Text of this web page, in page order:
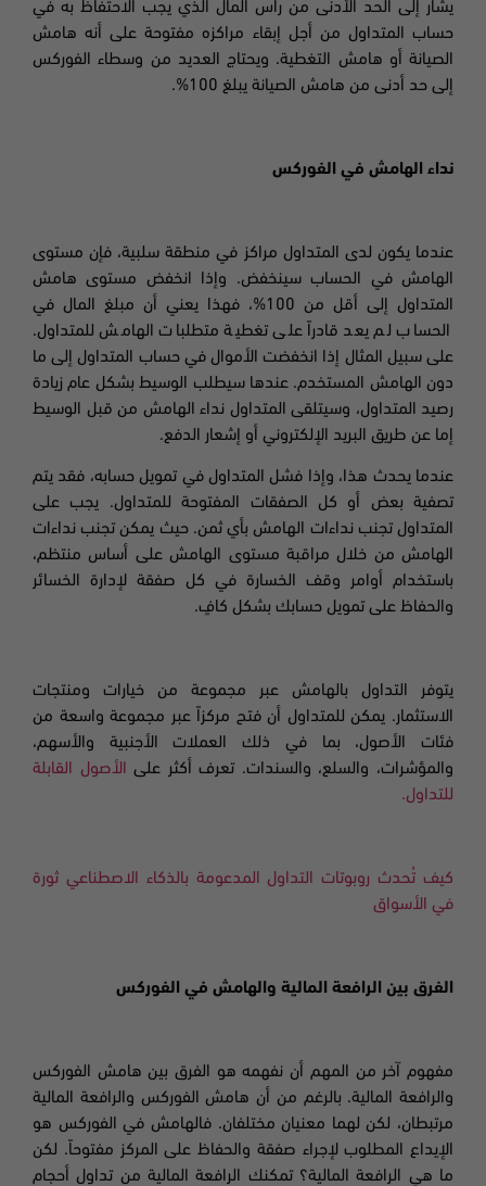
يشار إلى الحد الأدنى من رأس المال الذي يجب الاحتفاظ به في
حساب المتداول من أجل إبقاء مراكزه مفتوحة على أنه هامش
الصيانة أو هامش التغطية. ويحتاج العديد من وسطاء الفوركس
إلى حد أدنى من هامش الصيانة يبلغ 100
%.
نداء الهامش في الفوركس
عندما يكون لدى المتداول مراكز في منطقة سلبية، فإن مستوى
الهامش في الحساب سينخفض. وإذا انخفض مستوى هامش
المتداول إلى أقل من 100
%، فهذا يعني أن مبلغ المال في
الحساب لم يعد قادراً على تغطية متطلبات الهامش للمتداول.
على سبيل المثال إذا انخفضت الأموال في حساب المتداول إلى ما
دون الهامش المستخدم. عندها سيطلب الوسيط بشكل عام زيادة
رصيد المتداول، وسيتلقى المتداول نداء الهامش من قبل الوسيط
إما عن طريق البريد الإلكتروني أو إشعار الدفع.
عندما يحدث هذا، وإذا فشل المتداول في تمويل حسابه، فقد يتم
تصفية بعض أو كل الصفقات المفتوحة للمتداول. يجب على
المتداول تجنب نداءات الهامش بأي ثمن. حيث يمكن تجنب نداءات
الهامش من خلال مراقبة مستوى الهامش على أساس منتظم،
باستخدام أوامر وقف الخسارة في كل صفقة لإدارة الخسائر
والحفاظ على تمويل حسابك بشكل كافٍ.
يتوفر التداول بالهامش عبر مجموعة من خيارات ومنتجات
الاستثمار. يمكن للمتداول أن فتح مركزاً عبر مجموعة واسعة من
فئات الأصول، بما في ذلك العملات الأجنبية والأسهم،
والمؤشرات، والسلع، والسندات. تعرف أكثر على
الأصول القابلة
للتداول.
كيف تُحدث روبوتات التداول المدعومة بالذكاء الاصطناعي ثورة
في الأسواق
الفرق بين الرافعة المالية والهامش في الفوركس
مفهوم آخر من المهم أن نفهمه هو الفرق بين هامش الفوركس
والرافعة المالية. بالرغم من أن هامش الفوركس والرافعة المالية
مرتبطان، لكن لهما معنيان مختلفان.فالهامش في الفوركس هو
الإيداع المطلوب لإجراء صفقة والحفاظ على المركز مفتوحاً. لكن
ما هي الرافعة المالية؟ تمكنك الرافعة المالية من تداول أحجام